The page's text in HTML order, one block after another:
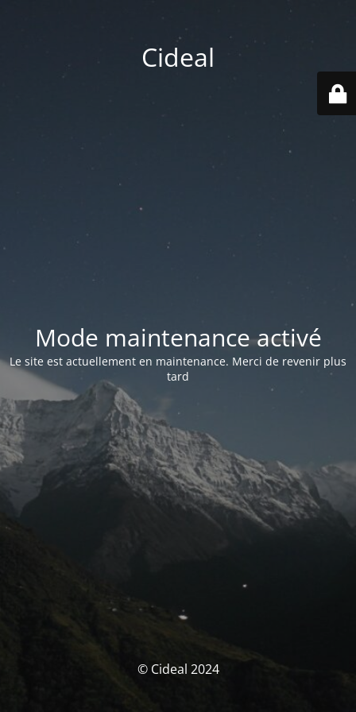
Cideal
Mode maintenance activé
Le site est actuellement en maintenance. Merci de revenir plus
tard
© Cideal 2024